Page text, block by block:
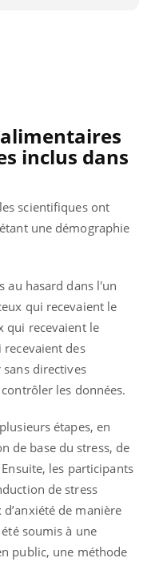
inclus dans
scientifiques ont
une démographie
au hasard dans l'un
qui recevaient le
qui recevaient le
des
directives
les données.
étapes, en
de base du stress, de
les participants
de stress
de manière
soumis à une
public, une méthode